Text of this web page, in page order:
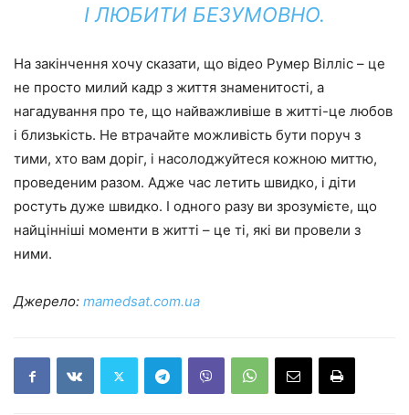
І ЛЮБИТИ БЕЗУМОВНО.
На закінчення хочу сказати, що відео Румер Вілліс – це
не просто милий кадр з життя знаменитості, а
нагадування про те, що найважливіше в житті-це любов
і близькість. Не втрачайте можливість бути поруч з
тими, хто вам доріг, і насолоджуйтеся кожною миттю,
проведеним разом. Адже час летить швидко, і діти
ростуть дуже швидко. І одного разу ви зрозумієте, що
найцінніші моменти в житті – це ті, які ви провели з
ними.
Джерело: mamedsat.com.ua